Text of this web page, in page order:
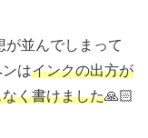
が並んでしまって
はインクの出方が
く書けました🙏🏻